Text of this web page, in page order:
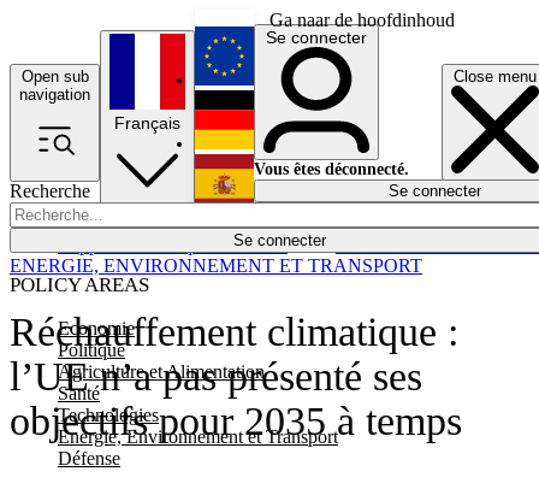
Ga naar de hoofdinhoud
Open sub
navigation
Close menu
Recherche
Se connecter
POLICY AREAS
Economie
Politique
Agriculture et Alimentation
Santé
Technologies
Energie, Environnement et Transport
Défense
Économie
Français
English
Deutsch
Español
Se connecter
Vous êtes déconnecté.
Se connecter
Réchauffement climatique :
l’UE n’a pas présenté ses
objectifs pour 2035 à temps
ENERGIE, ENVIRONNEMENT ET TRANSPORT